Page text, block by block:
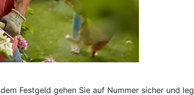
Festgeld gehen Sie auf Nummer sicher und